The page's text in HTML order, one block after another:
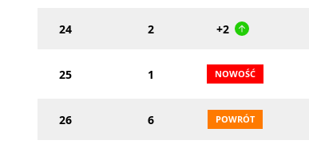
24 2 +2
25 1
26 6